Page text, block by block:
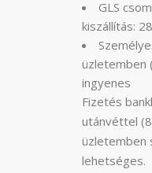
GLS
kiszállítás:
üzletemben
ingyenes
Fizetés
utánvéttel
üzletemben
lehetséges.